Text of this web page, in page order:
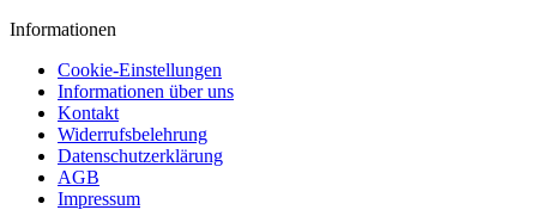
Informationen
Cookie-Einstellungen
Informationen über uns
Kontakt
Widerrufsbelehrung
Datenschutzerklärung
AGB
Impressum